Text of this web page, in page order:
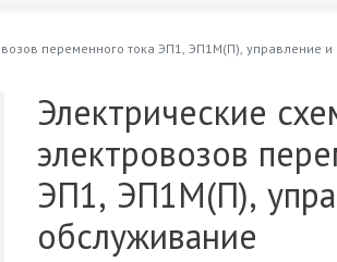
переменного тока ЭП1, ЭП1М(П), управление
Электрические
электровозов
ЭП1, ЭП1М(П),
обслуживание